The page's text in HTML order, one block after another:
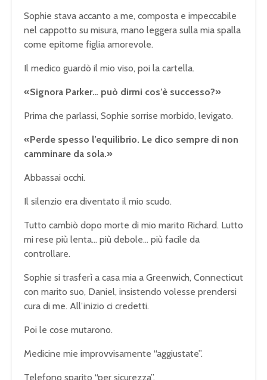
Sophie stava accanto a me, composta e impeccabile
nel cappotto su misura, mano leggera sulla mia spalla
come epitome figlia amorevole.
Il medico guardò il mio viso, poi la cartella.
«Signora Parker… può dirmi cos’è successo?»
Prima che parlassi, Sophie sorrise morbido, levigato.
«Perde spesso l’equilibrio. Le dico sempre di non
camminare da sola.»
Abbassai occhi.
Il silenzio era diventato il mio scudo.
Tutto cambiò dopo morte di mio marito Richard. Lutto
mi rese più lenta… più debole… più facile da
controllare.
Sophie si trasferì a casa mia a Greenwich, Connecticut
con marito suo, Daniel, insistendo volesse prendersi
cura di me. All’inizio ci credetti.
Poi le cose mutarono.
Medicine mie improvvisamente “aggiustate”.
Telefono sparito “per sicurezza”.